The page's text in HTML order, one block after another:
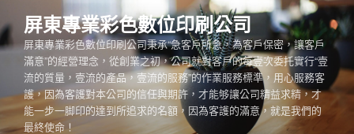
至
主
容
屏東專業彩色數位印刷公司
屏東專業彩色數位印刷公司秉承“急客戶所急，為客戶保密，讓客戶
滿意”的經營理念，從創業之初，公司就對客戶的每壹次委托實行“壹
流的質量，壹流的產品，壹流的服務”的作業服務標準，用心服務客
護，因為客護對本公司的信任與期許，才能够讓公司精益求精，才
能一步一脚印的達到所追求的名額，因為客護的滿意，就是我們的
最終使命！